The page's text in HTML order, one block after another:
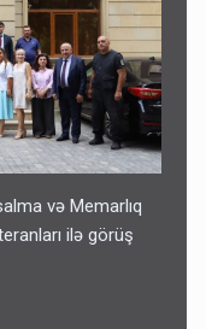
və Memarlıq
ilə görüş